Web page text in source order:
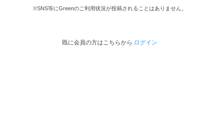
※SNS等にGreenのご利用状況が投稿されることはありません。
既に会員の方はこちらから ログイン